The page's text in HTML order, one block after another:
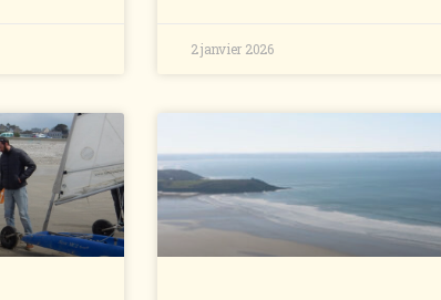
2 janvier 2026